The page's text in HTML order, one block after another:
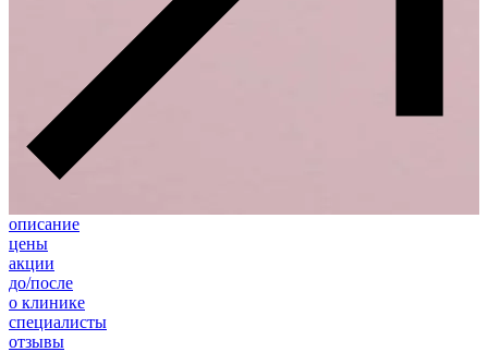
описание
цены
акции
до/после
о клинике
специалисты
отзывы